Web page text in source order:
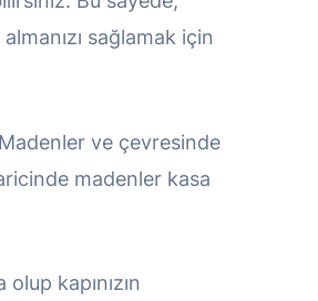
sağlamak için
ve çevresinde
madenler kasa
kapınızın